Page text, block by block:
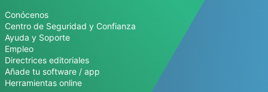
Conócenos
Centro de Seguridad y Confianza
Ayuda y Soporte
Empleo
Directrices editoriales
Añade tu software / app
Herramientas online